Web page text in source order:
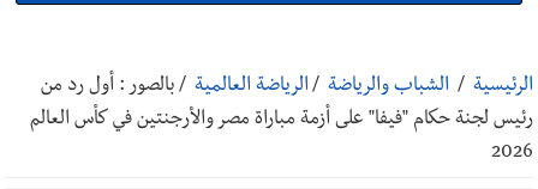
أخبار صيدا المهندس محمد زهير السعودي يستقبل المختارين
بعاصيري والبيلاني
الرئيسية / الشباب والرياضة / الرياضة العالمية / بالصور : أول رد من
رئيس لجنة حكام "فيفا" على أزمة مباراة مصر والأرجنتين في كأس العالم
2026